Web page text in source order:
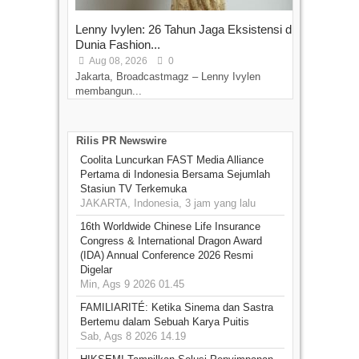
Lenny Ivylen: 26 Tahun Jaga Eksistensi di
Dunia Fashion...
Aug 08, 2026 0
Jakarta, Broadcastmagz – Lenny Ivylen
membangun...
Rilis PR Newswire
Coolita Luncurkan FAST Media Alliance
Pertama di Indonesia Bersama Sejumlah
Stasiun TV Terkemuka
JAKARTA, Indonesia, 3 jam yang lalu
16th Worldwide Chinese Life Insurance
Congress & International Dragon Award
(IDA) Annual Conference 2026 Resmi
Digelar
Min, Ags 9 2026 01.45
FAMILIARITÉ: Ketika Sinema dan Sastra
Bertemu dalam Sebuah Karya Puitis
Sab, Ags 8 2026 14.19